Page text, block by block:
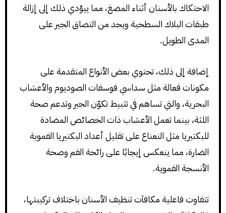
الاحتكاك بالأسنان أثناء المضغ، مما ييؤدي ذلك إلى إزالة
طبقات البلاك السطحية ويحد من التصاق الجير على
المدى الطويل.
إضافة إلى ذلك، تحتوي بعض الأنواع المتقدمة على
مكونات فعالة مثل سداسي فوسفات الصوديوم والأعشاب
البحرية، والتي تساهم في تثبيط تكوّن الجير وتدعم صحة
اللثة، بينما تعمل الأعشاب ذات الخصائص المضادة
للبكتيريا مثل النعناع على تقليل أعداد البكتيريا الفموية
الضارة، مما ينعكس إيجابًا على رائحة الفم وصحة
الأنسجة الفموية.
تتفاوت فاعلية مكافآت تنظيف الأسنان باختلاف تركيبتها،